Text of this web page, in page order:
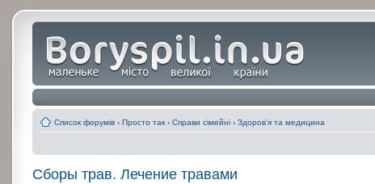
Список форумів ‹ Просто так ‹ Справи сімейні ‹ Здоров'я та медицина
Сборы трав. Лечение травами